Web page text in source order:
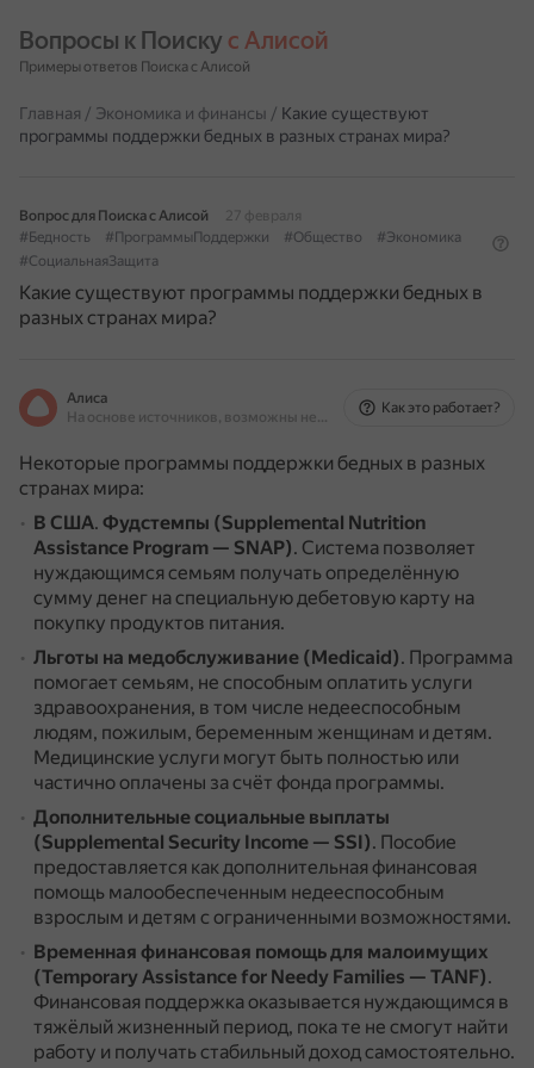
Вопросы к Поиску с Алисой
Примеры ответов Поиска с Алисой
Главная / Экономика и финансы / Какие существуют
программы поддержки бедных в разных странах мира?
Вопрос для Поиска с Алисой
27 февраля
#Бедность
#ПрограммыПоддержки #Общество
#Экономика
#СоциальнаяЗащита
Какие существуют программы поддержки бедных в
разных странах мира?
Алиса
На основе источников, возможны неточности
Как это работает?
Некоторые программы поддержки бедных в разных
странах мира:
В США. Фудстемпы (Supplemental Nutrition
Assistance Program — SNAP). Система позволяет
нуждающимся семьям получать определённую
сумму денег на специальную дебетовую карту на
покупку продуктов питания.
Льготы на медобслуживание (Medicaid). Программа
помогает семьям, не способным оплатить услуги
здравоохранения, в том числе недееспособным
людям, пожилым, беременным женщинам и детям.
Медицинские услуги могут быть полностью или
частично оплачены за счёт фонда программы.
Дополнительные социальные выплаты
(Supplemental Security Income — SSI). Пособие
предоставляется как дополнительная финансовая
помощь малообеспеченным недееспособным
взрослым и детям с ограниченными возможностями.
Временная финансовая помощь для малоимущих
(Temporary Assistance for Needy Families — TANF).
Финансовая поддержка оказывается нуждающимся в
тяжёлый жизненный период, пока те не смогут найти
работу и получать стабильный доход самостоятельно.